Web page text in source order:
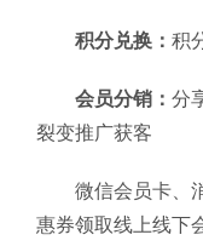
积分兑换： 积
会员分销： 分
裂变推广获客
微信会员卡、
惠券领取线上线下